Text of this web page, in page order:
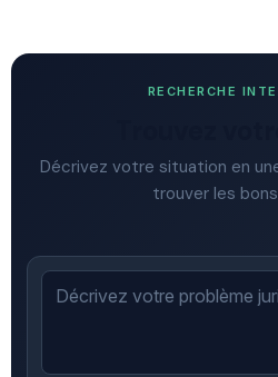
RECHERCHE
Décrivez votre situation en
trouver les